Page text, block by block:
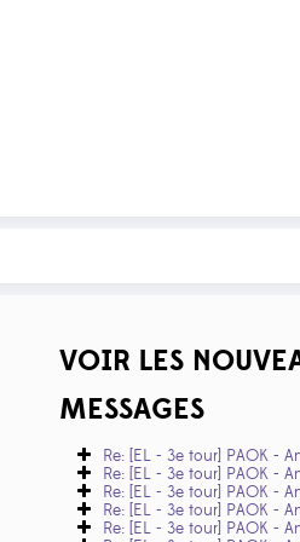
VOIR LES
MESSAGES
Re: [EL - 3e tour] PAOK -
Re: [EL - 3e tour] PAOK -
Re: [EL - 3e tour] PAOK -
Re: [EL - 3e tour] PAOK -
Re: [EL - 3e tour] PAOK -